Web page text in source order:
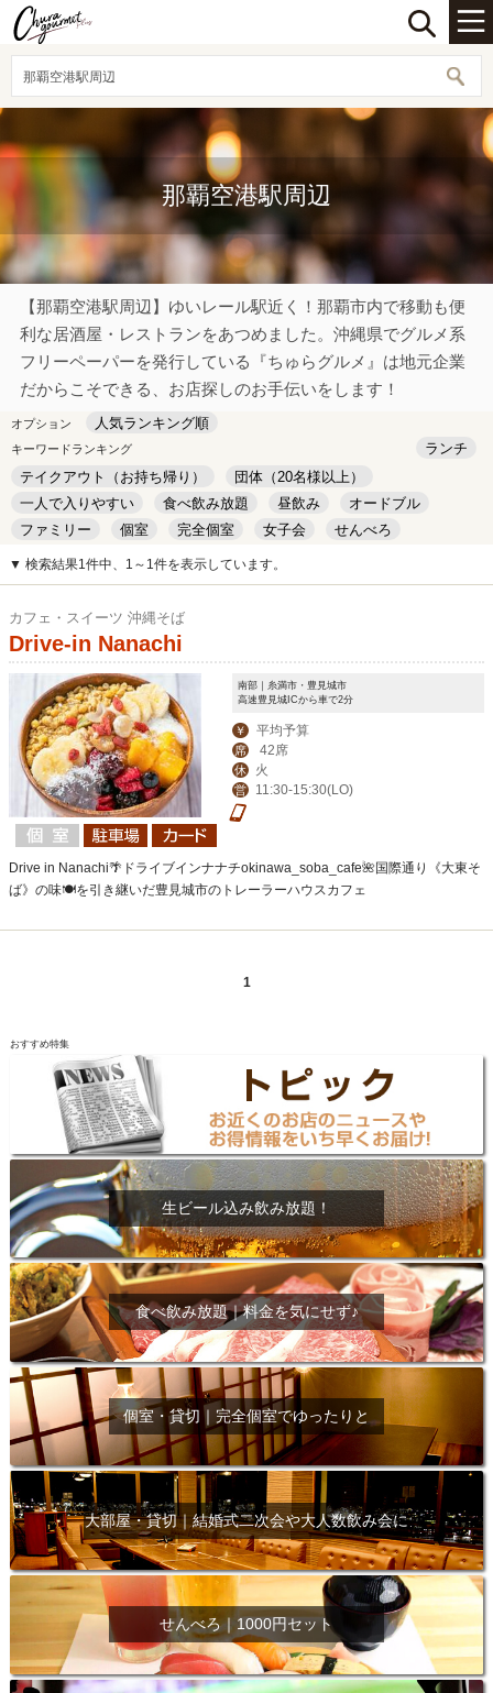
那覇空港駅周辺
那覇空港駅周辺
【那覇空港駅周辺】ゆいレール駅近く！那覇市内で移動も便
利な居酒屋・レストランをあつめました。沖縄県でグルメ系
フリーペーパーを発行している『ちゅらグルメ』は地元企業
だからこそできる、お店探しのお手伝いをします！
オプション 人気ランキング順
キーワードランキング
ランチ
テイクアウト（お持ち帰り）
団体（20名様以上）
一人で入りやすい
食べ飲み放題 昼飲み
オードブル
ファミリー
個室 完全個室 女子会
せんべろ
キッズルーム
安い デート
▼ 検索結果1件中、1～1件を表示しています。
カフェ・スイーツ 沖縄そば
Drive-in Nanachi
南部｜糸満市・豊見城市
高速豊見城ICから車で2分
￥ 平均予算
席 42席
休 火
営 11:30-15:30(LO)
Drive in Nanachi🌴ドライブインナナチokinawa_soba_cafe🌺国際通り《大東そ
ば》の味🍽を引き継いだ豊見城市のトレーラーハウスカフェ
1
おすすめ特集
生ビール込み飲み放題！
食べ飲み放題｜料金を気にせず♪
個室・貸切｜完全個室でゆったりと
大部屋・貸切｜結婚式二次会や大人数飲み会に
せんべろ｜1000円セット